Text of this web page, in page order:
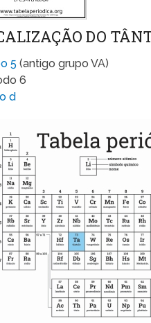
DO
5 (antigo grupo VA)
6
d